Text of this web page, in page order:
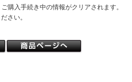
購入手続き中の情報がクリアされます。
さい。